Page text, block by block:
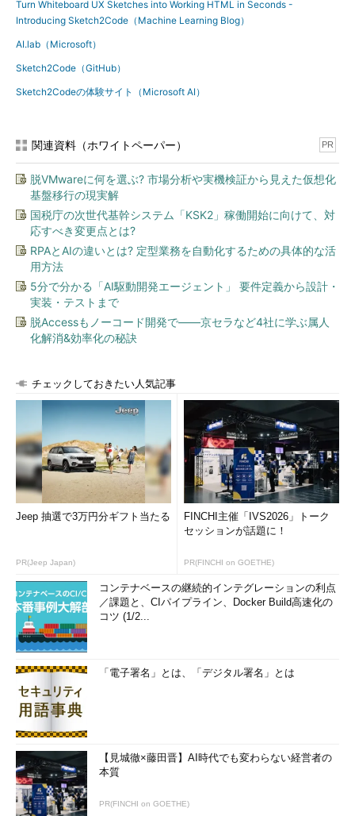
Turn Whiteboard UX Sketches into Working HTML in Seconds -
Introducing Sketch2Code（Machine Learning Blog）
AI.lab（Microsoft）
Sketch2Code（GitHub）
Sketch2Codeの体験サイト（Microsoft AI）
関連資料（ホワイトペーパー） PR
脱VMwareに何を選ぶ? 市場分析や実機検証から見えた仮想化
基盤移行の現実解
国税庁の次世代基幹システム「KSK2」稼働開始に向けて、対
応すべき変更点とは?
RPAとAIの違いとは? 定型業務を自動化するための具体的な活
用方法
5分で分かる「AI駆動開発エージェント」 要件定義から設計・
実装・テストまで
脱Accessもノーコード開発で――京セラなど4社に学ぶ属人
化解消&効率化の秘訣
チェックしておきたい人気記事
Jeep 抽選で3万円分ギフト当たる
PR(Jeep Japan)
FINCHI主催「IVS2026」トーク
セッションが話題に！
PR(FINCHI on GOETHE)
コンテナベースの継続的インテグレーションの利点
／課題と、CIパイプライン、Docker Build高速化の
コツ (1/2...
「電子署名」とは、「デジタル署名」とは
【見城徹×藤田晋】AI時代でも変わらない経営者の
本質
PR(FINCHI on GOETHE)